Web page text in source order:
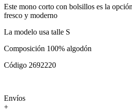
Este mono corto con bolsillos es la
fresco y moderno
La modelo usa talle S
Composición 100% algodón
Código 2692220
Envíos
+